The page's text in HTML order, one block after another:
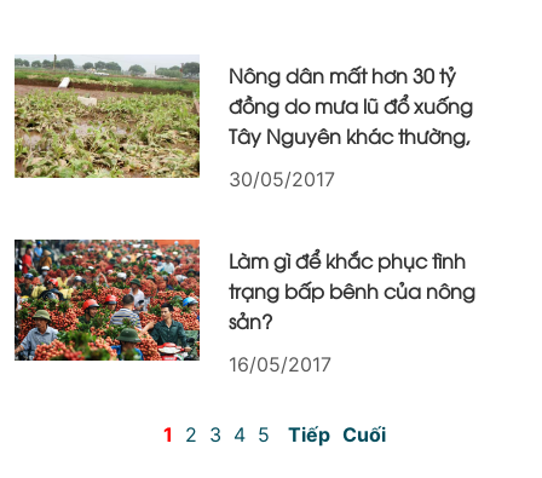
Nông dân mất hơn 30 tỷ
đồng do mưa lũ đổ xuống
Tây Nguyên khác thường,
30/05/2017
Làm gì để khắc phục tình
trạng bấp bênh của nông
sản?
16/05/2017
1 2 3 4 5 Tiếp Cuối